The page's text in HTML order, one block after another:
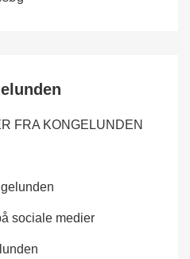
FRA KONGELUNDEN
sociale medier